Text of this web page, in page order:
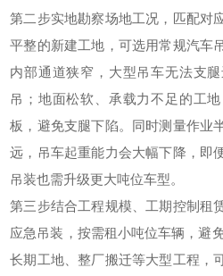
第二步实地勘察场地工况，匹配对
平整的新建工地，可选用常规汽车
内部通道狭窄，大型吊车无法支
吊；地面松软、承载力不足的工
板，避免支腿下陷。同时测量作业
远，吊车起重能力会大幅下降，即
吊装也需升级更大吨位车型。
第三步结合工程规模、工期控制租
应急吊装，按需租小吨位车辆，避
长期工地、整厂搬迁等大型工程，